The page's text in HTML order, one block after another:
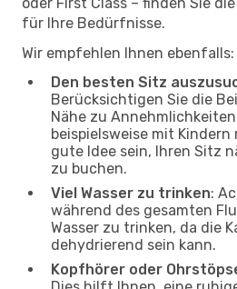
für Ihre Bedürfnisse.
Wir empfehlen Ihnen ebenfalls:
Den besten Sitz
Berücksichtigen Sie die
Nähe zu
beispielsweise mit Kindern
gute Idee sein, Ihren Sitz
zu buchen.
Viel Wasser zu trinken:
während des gesamten
Wasser zu trinken, da die
dehydrierend sein kann.
Kopfhörer oder